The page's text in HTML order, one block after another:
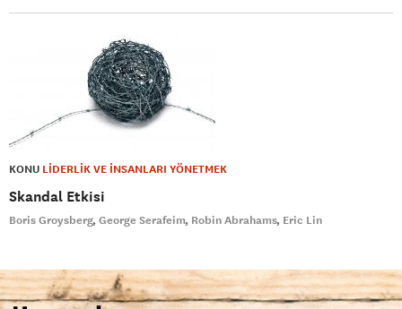
KONU LİDERLİK VE İNSANLARI YÖNETMEK
Skandal Etkisi
Boris Groysberg George Serafeim Robin Abrahams Eric Lin